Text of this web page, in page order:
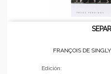
FRANÇOIS DE
Edición: